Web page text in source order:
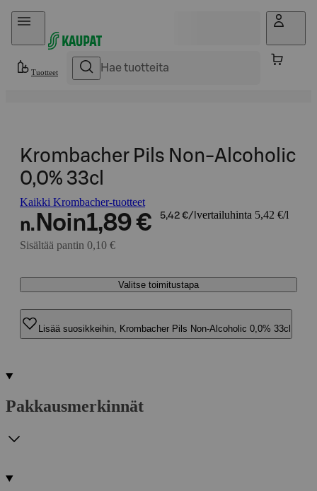
Hyppää sisältöön
Tuotteet
Krombacher Pils Non-Alcoholic
0,0% 33cl
Kaikki Krombacher-tuotteet
n. Noin1,89 € 5,42 €/l vertailuhinta 5,42 €/l
Sisältää pantin 0,10 €
Valitse toimitustapa
Lisää suosikkeihin, Krombacher Pils Non-Alcoholic 0,0% 33cl
Pakkausmerkinnät